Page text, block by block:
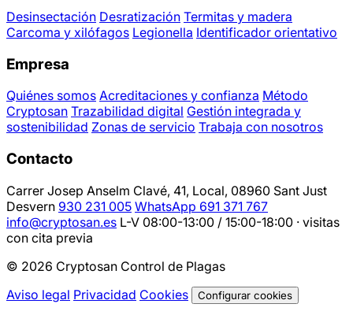
Desinsectación Desratización Termitas y madera
Carcoma y xilófagos Legionella Identificador orientativo
Empresa
Quiénes somos Acreditaciones y confianza Método
Cryptosan Trazabilidad digital Gestión integrada y
sostenibilidad Zonas de servicio Trabaja con nosotros
Contacto
Carrer Josep Anselm Clavé, 41, Local, 08960 Sant Just
Desvern 930 231 005 WhatsApp 691 371 767
info@cryptosan.es L-V 08:00-13:00 / 15:00-18:00 · visitas
con cita previa
© 2026 Cryptosan Control de Plagas
Aviso legal Privacidad Cookies Configurar cookies